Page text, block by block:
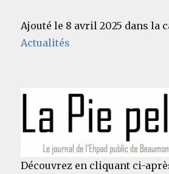
Ajouté le 8 avril 2025 dans la
Actualités
Découvrez en cliquant ci-